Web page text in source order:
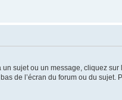
sujet ou un message, cliquez
de l’écran du forum ou du